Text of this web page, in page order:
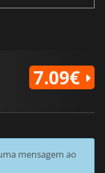
7.09€
mensagem ao